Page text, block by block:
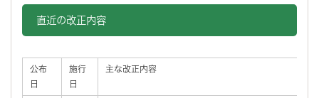
直近の改正内容
公布
日
施行
日
主な改正内容